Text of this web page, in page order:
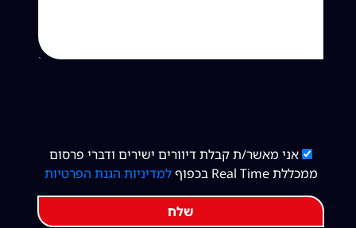
אני מאשר/ת קבלת דיוורים ישירים ודברי פרסום
ממכללת Real Time בכפוף
למדיניות הגנת הפרטיות
שלח